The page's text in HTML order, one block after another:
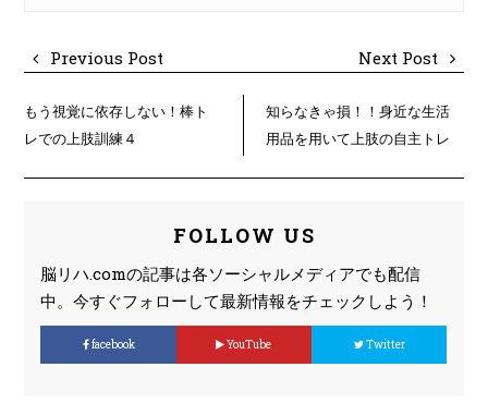
Previous Post Next Post
もう視覚に依存しない！棒ト
レでの上肢訓練４
知らなきゃ損！！身近な生活
用品を用いて上肢の自主トレ
FOLLOW US
脳リハ.comの記事は各ソーシャルメディアでも配信
中。今すぐフォローして最新情報をチェックしよう！
facebook YouTube Twitter